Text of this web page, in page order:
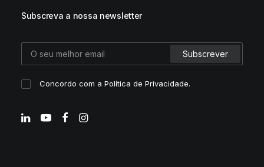
Subscreva a nossa newsletter
Concordo com aPolítica de Privacidade.